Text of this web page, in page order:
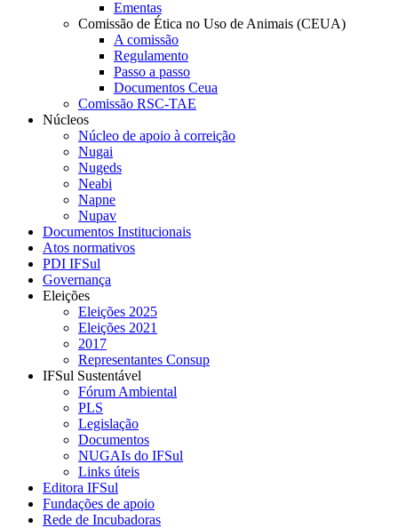
Ementas
Comissão de Ética no Uso de Animais (CEUA)
A comissão
Regulamento
Passo a passo
Documentos Ceua
Comissão RSC-TAE
Núcleos
Núcleo de apoio à correição
Nugai
Nugeds
Neabi
Napne
Nupav
Documentos Institucionais
Atos normativos
PDI IFSul
Governança
Eleições
Eleições 2025
Eleições 2021
2017
Representantes Consup
IFSul Sustentável
Fórum Ambiental
PLS
Legislação
Documentos
NUGAIs do IFSul
Links úteis
Editora IFSul
Fundações de apoio
Rede de Incubadoras